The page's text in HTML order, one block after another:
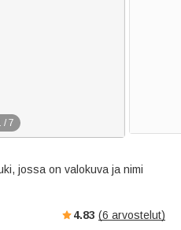
/ 7
jossa on valokuva ja nimi
4.83 (6 arvostelut)